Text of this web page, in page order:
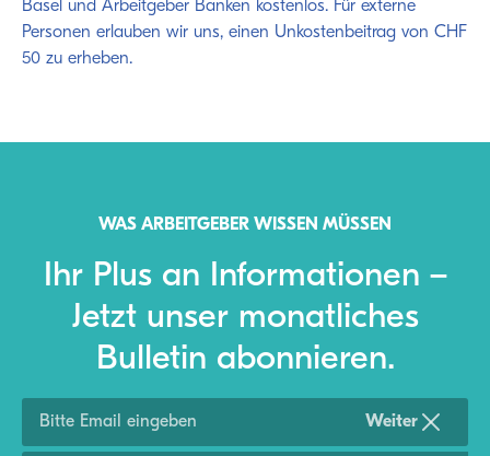
Basel und Arbeitgeber Banken kostenlos. Für externe
Personen erlauben wir uns, einen Unkostenbeitrag von CHF
50 zu erheben.
WAS ARBEITGEBER WISSEN MÜSSEN
Ihr Plus an Informationen –
Jetzt unser monatliches
Bulletin abonnieren.
Weiter